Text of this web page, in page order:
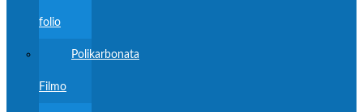
folio
Polikarbonata
Filmo